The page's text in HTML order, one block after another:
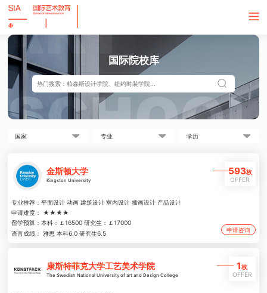
国际院校库
金斯顿大学
Kingston University
593枚
OFFER
专业推荐：平面设计 动画 建筑设计 室内设计 插画设计 产品设计
申请难度：
★★★★
留学预算：本科：￡16500 研究生：￡17000
语言成绩：
雅思 本科6.0 研究生6.5 申请咨询
康斯特菲克大学工艺美术学院
The Swedish National University of art and Design College
1枚
OFFER